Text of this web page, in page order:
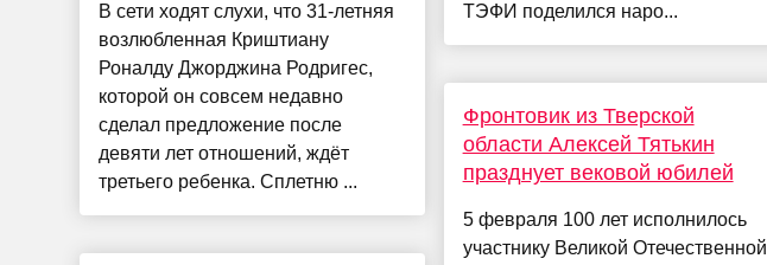
В сети ходят слухи, что 31-летняя
возлюбленная Криштиану
Роналду Джорджина Родригес,
которой он совсем недавно
сделал предложение после
девяти лет отношений, ждёт
третьего ребенка. Сплетню ...
ТЭФИ поделился наро...
Фронтовик из Тверской
области Алексей Тятькин
празднует вековой юбилей
5 февраля 100 лет исполнилось
участнику Великой Отечественной